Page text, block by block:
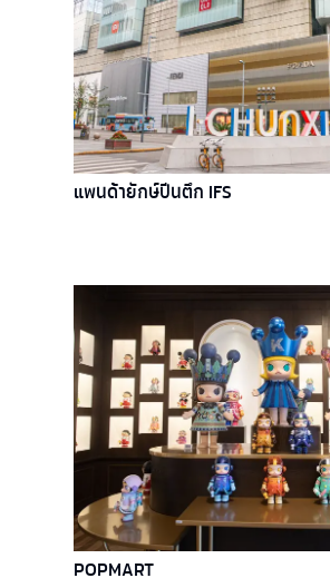
แพนด้ายักษ์ปีนตึก IFS
POPMART